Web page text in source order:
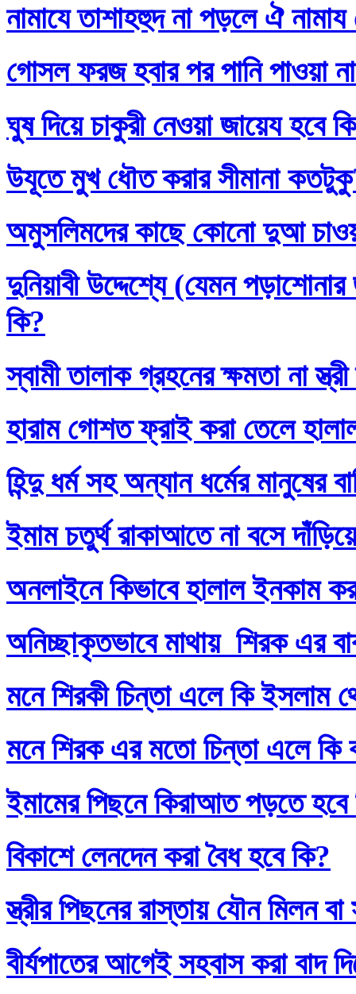
নামাযে তাশাহহুদ না পড়লে ঐ
গোসল ফরজ হবার পর পানি পাওয়া
ঘুষ দিয়ে চাকুরী নেওয়া জায়েয হবে
উযূতে মুখ ধৌত করার সীমানা
অমুসলিমদের কাছে কোনো দুআ
দুনিয়াবী উদ্দেশ্যে (যেমন
কি?
স্বামী তালাক গ্রহনের ক্ষমতা না
হারাম গোশত ফ্রাই করা তেলে
হিন্দু ধর্ম সহ অন্যান ধর্মের মানুষের
ইমাম চতুর্থ রাকাআতে না বসে
অনলাইনে কিভাবে হালাল ইনকাম
অনিচ্ছাকৃতভাবে মাথায় শিরক এর
মনে শিরকী চিন্তা এলে কি ইসলাম
মনে শিরক এর মতো চিন্তা এলে কি
ইমামের পিছনে কিরাআত পড়তে হবে
বিকাশে লেনদেন করা বৈধ হবে কি?
স্ত্রীর পিছনের রাস্তায় যৌন মিলন
বীর্যপাতের আগেই সহবাস করা বাদ